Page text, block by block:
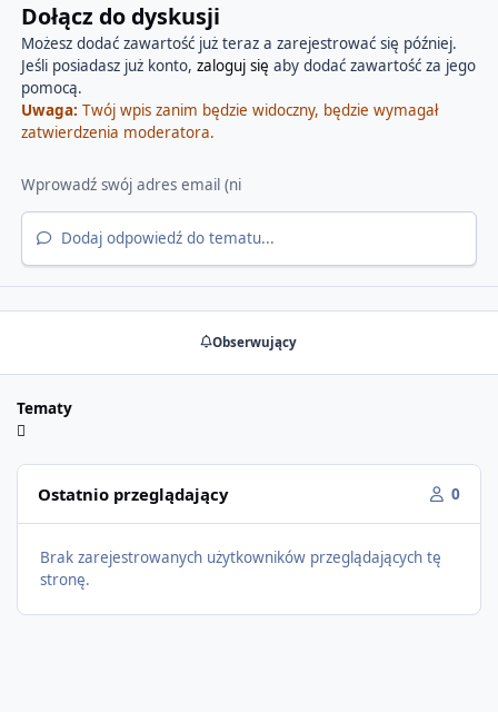
Dołącz do dyskusji
Możesz dodać zawartość już teraz a zarejestrować się później.
Jeśli posiadasz już konto, zaloguj się aby dodać zawartość za jego
pomocą.
Uwaga: Twój wpis zanim będzie widoczny, będzie wymagał
zatwierdzenia moderatora.
Dodaj odpowiedź do tematu...
Obserwujący
Tematy
Ostatnio przeglądający 0
Brak zarejestrowanych użytkowników przeglądających tę
stronę.